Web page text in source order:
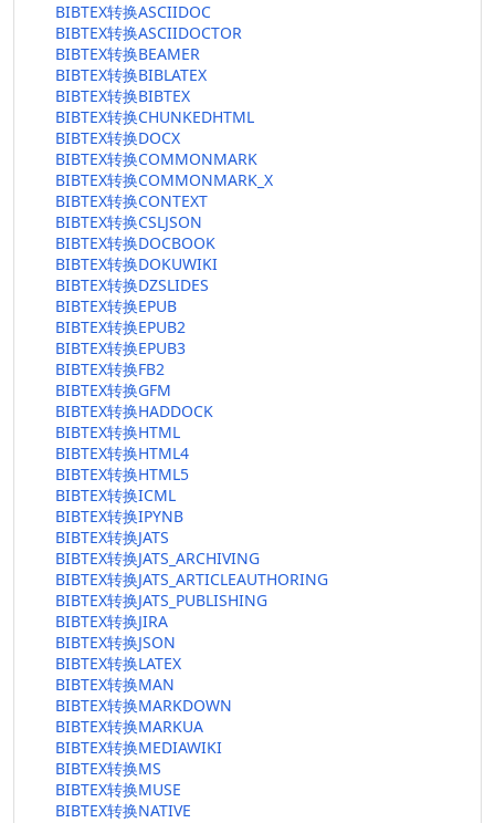
BIBTEX转换ASCIIDOC
BIBTEX转换ASCIIDOCTOR
BIBTEX转换BEAMER
BIBTEX转换BIBLATEX
BIBTEX转换BIBTEX
BIBTEX转换CHUNKEDHTML
BIBTEX转换DOCX
BIBTEX转换COMMONMARK
BIBTEX转换COMMONMARK_X
BIBTEX转换CONTEXT
BIBTEX转换CSLJSON
BIBTEX转换DOCBOOK
BIBTEX转换DOKUWIKI
BIBTEX转换DZSLIDES
BIBTEX转换EPUB
BIBTEX转换EPUB2
BIBTEX转换EPUB3
BIBTEX转换FB2
BIBTEX转换GFM
BIBTEX转换HADDOCK
BIBTEX转换HTML
BIBTEX转换HTML4
BIBTEX转换HTML5
BIBTEX转换ICML
BIBTEX转换IPYNB
BIBTEX转换JATS
BIBTEX转换JATS_ARCHIVING
BIBTEX转换JATS_ARTICLEAUTHORING
BIBTEX转换JATS_PUBLISHING
BIBTEX转换JIRA
BIBTEX转换JSON
BIBTEX转换LATEX
BIBTEX转换MAN
BIBTEX转换MARKDOWN
BIBTEX转换MARKUA
BIBTEX转换MEDIAWIKI
BIBTEX转换MS
BIBTEX转换MUSE
BIBTEX转换NATIVE